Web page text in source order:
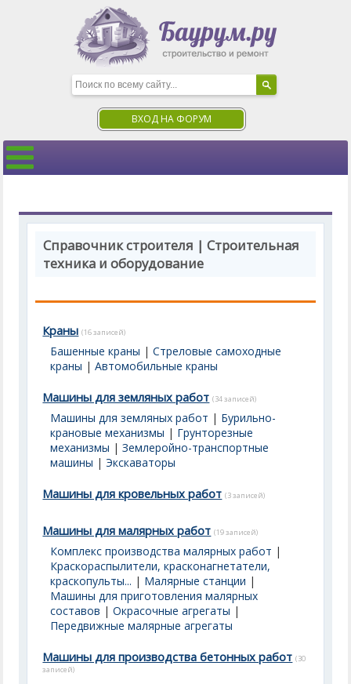
ВХОД НА ФОРУМ
Справочник строителя | Строительная
техника и оборудование
Краны (16 записей)
Башенные краны |Стреловые самоходные
краны |Автомобильные краны
Машины для земляных работ (34 записей)
Машины для земляных работ | Бурильно-
крановые механизмы | Грунторезные
механизмы |Землеройно-транспортные
машины |Экскаваторы
Машины для кровельных работ (3 записей)
Машины для малярных работ (19 записей)
Комплекс производства малярных работ |
Краскораспылители, красконагнетатели,
краскопульты... | Малярные станции |
Машины для приготовления малярных
составов |Окрасочные агрегаты |
Передвижные малярные агрегаты
Машины для производства бетонных работ (30
записей)